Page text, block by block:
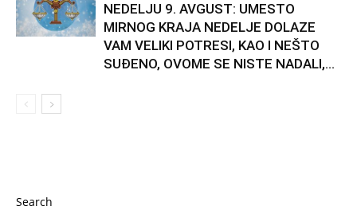
NEDELJU 9. AVGUST: UMESTO
MIRNOG KRAJA NEDELJE DOLAZE
VAM VELIKI POTRESI, KAO I NEŠTO
SUĐENO, OVOME SE NISTE NADALI,...
Search